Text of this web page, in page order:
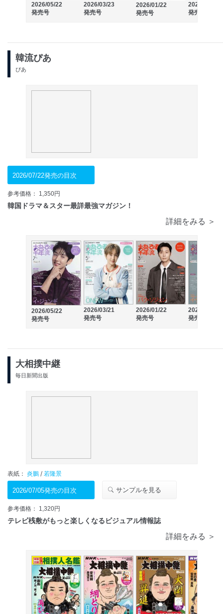
2026/05/22
発売号
2026/03/23
発売号
2026/01/22
発売号
2025/11/21
発売号
韓流ぴあ
ぴあ
2026/07/22発売の目次
参考価格： 1,350円
韓国ドラマ＆スター最詳最強マガジン！
詳細をみる ＞
2026/05/22
発売号
2026/03/21
発売号
2026/01/22
発売号
2025/11/21
発売号
大相撲中継
毎日新聞出版
表紙： 炎鵬 / 若隆景
2026/07/05発売の目次 サンプルを見る
参考価格： 1,320円
テレビ桟敷がもっと楽しくなるビジュアル情報誌
詳細をみる ＞